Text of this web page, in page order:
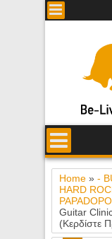
Home »-
HARD
Guitar
(Κερδίστε